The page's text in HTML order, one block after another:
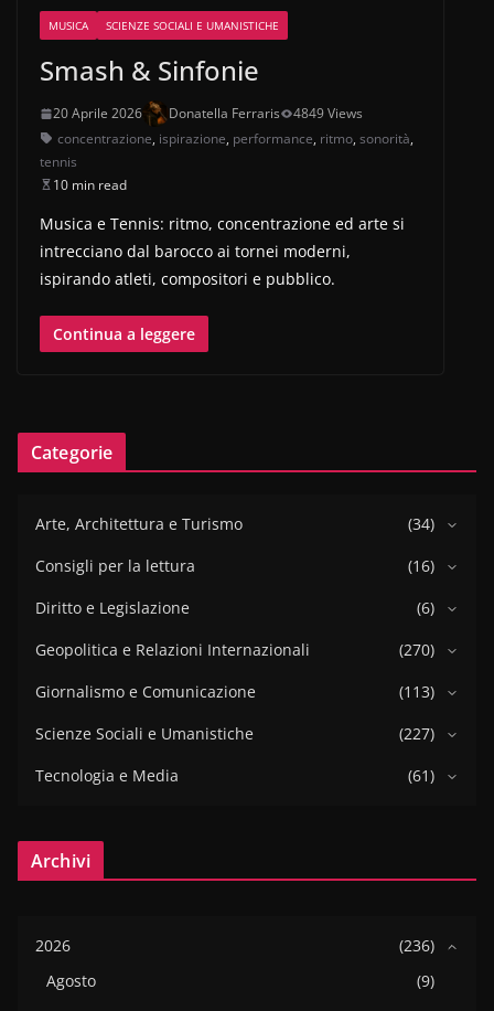
MUSICA SCIENZE SOCIALI E UMANISTICHE
Smash & Sinfonie
20 Aprile 2026 Donatella Ferraris
4849 Views
concentrazione, ispirazione, performance, ritmo, sonorità,
tennis
10 min read
Musica e Tennis: ritmo, concentrazione ed arte si
intrecciano dal barocco ai tornei moderni,
ispirando atleti, compositori e pubblico.
Continua a leggere
Categorie
Arte, Architettura e Turismo
(34)
Consigli per la lettura
(16)
Diritto e Legislazione
(6)
Geopolitica e Relazioni Internazionali
(270)
Giornalismo e Comunicazione
(113)
Scienze Sociali e Umanistiche
(227)
Tecnologia e Media
(61)
Archivi
2026
(236)
Agosto
(9)